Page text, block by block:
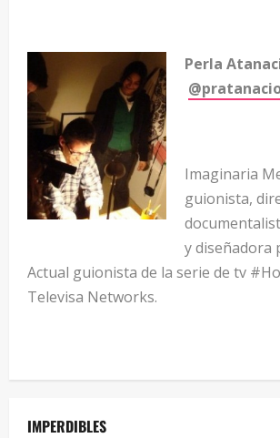
Perla
Imaginaria
guionista,
y diseñadora
Actual guionista de la serie de tv
Televisa Networks.
IMPERDIBLES